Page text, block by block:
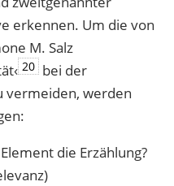
erkennen. Um die von
M. Salz
20 bei der
vermeiden, werden
die Erzählung?